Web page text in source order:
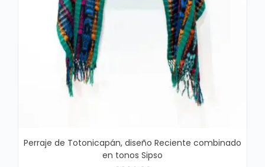
Perraje de Totonicapán, diseño Reciente combinado
en tonos Sipso